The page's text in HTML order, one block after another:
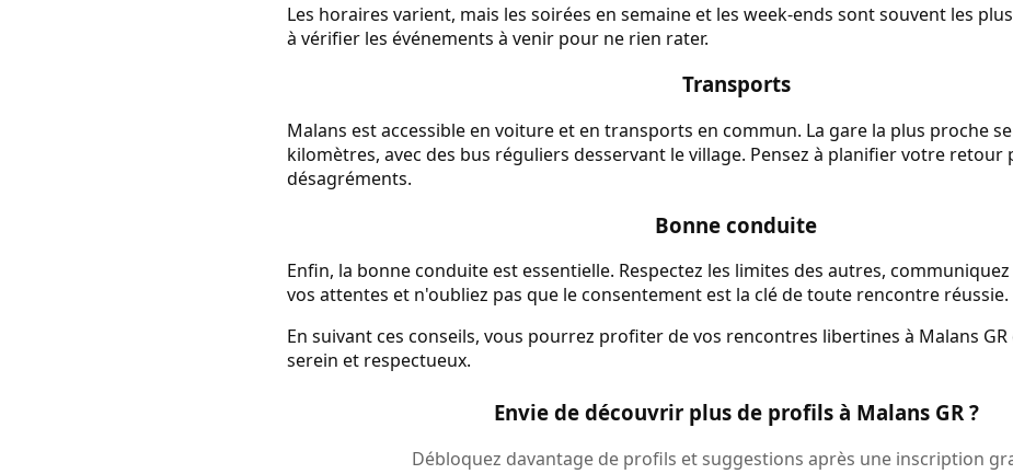
Les horaires varient, mais les soirées en semaine et les week-ends sont souvent les
à vérifier les événements à venir pour ne rien rater.
Transports
Malans est accessible en voiture et en transports en commun. La gare la plus proche
kilomètres, avec des bus réguliers desservant le village. Pensez à planifier votre retour
désagréments.
Bonne conduite
Enfin, la bonne conduite est essentielle. Respectez les limites des autres,
vos attentes et n'oubliez pas que le consentement est la clé de toute rencontre réussie.
En suivant ces conseils, vous pourrez profiter de vos rencontres libertines à Malans
serein et respectueux.
Envie de découvrir plus de profils à Malans GR ?
Débloquez davantage de profils et suggestions après une inscription